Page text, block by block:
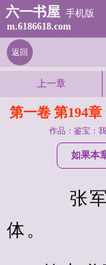
六一书屋 手机版
m.6186618.com
返回
上一章
第一卷 第194
作品：鉴宝：
如果本
体。